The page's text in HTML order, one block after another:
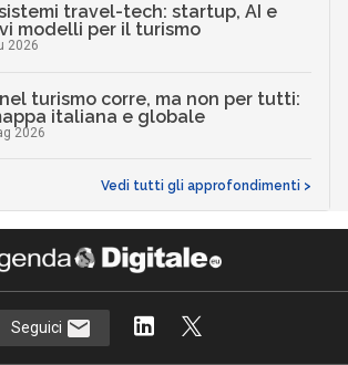
travel-tech: startup, AI e
modelli per il turismo
2026
nel turismo corre, ma non per tutti:
italiana e globale
2026
Vedi tutti gli approfondimenti >
Seguici